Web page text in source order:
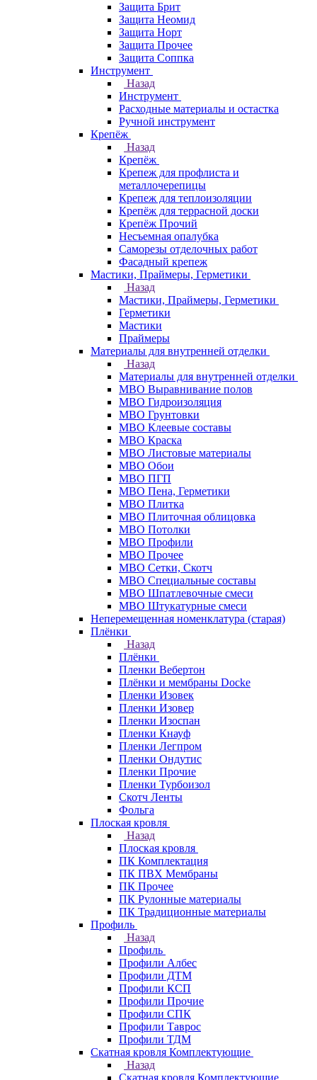
Защита Брит
Защита Неомид
Защита Норт
Защита Прочее
Защита Соппка
Инструмент
Назад
Инструмент
Расходные материалы и остастка
Ручной инструмент
Крепёж
Назад
Крепёж
Крепеж для профлиста и
металлочерепицы
Крепеж для теплоизоляции
Крепёж для террасной доски
Крепёж Прочий
Несъемная опалубка
Саморезы отделочных работ
Фасадный крепеж
Мастики, Праймеры, Герметики
Назад
Мастики, Праймеры, Герметики
Герметики
Мастики
Праймеры
Материалы для внутренней отделки
Назад
Материалы для внутренней отделки
МВО Выравнивание полов
МВО Гидроизоляция
МВО Грунтовки
МВО Клеевые составы
МВО Краска
МВО Листовые материалы
МВО Обои
МВО ПГП
МВО Пена, Герметики
МВО Плитка
МВО Плиточная облицовка
МВО Потолки
МВО Профили
МВО Прочее
МВО Сетки, Скотч
МВО Специальные составы
МВО Шпатлевочные смеси
МВО Штукатурные смеси
Неперемещенная номенклатура (старая)
Плёнки
Назад
Плёнки
Пленки Вебертон
Плёнки и мембраны Docke
Пленки Изовек
Пленки Изовер
Пленки Изоспан
Пленки Кнауф
Пленки Легпром
Пленки Ондутис
Пленки Прочие
Пленки Турбоизол
Скотч Ленты
Фольга
Плоская кровля
Назад
Плоская кровля
ПК Комплектация
ПК ПВХ Мембраны
ПК Прочее
ПК Рулонные материалы
ПК Традиционные материалы
Профиль
Назад
Профиль
Профили Албес
Профили ДТМ
Профили КСП
Профили Прочие
Профили СПК
Профили Таврос
Профили ТДМ
Скатная кровля Комплектующие
Назад
Скатная кровля Комплектующие